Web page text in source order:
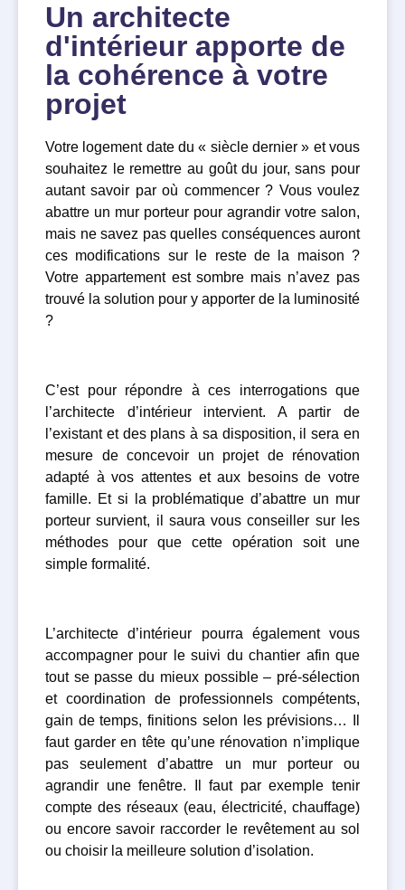
Un architecte
d'intérieur apporte de
la cohérence à votre
projet
Votre logement date du « siècle dernier » et vous
souhaitez le remettre au goût du jour, sans pour
autant savoir par où commencer ? Vous voulez
abattre un mur porteur pour agrandir votre salon,
mais ne savez pas quelles conséquences auront
ces modifications sur le reste de la maison ?
Votre appartement est sombre mais n’avez pas
trouvé la solution pour y apporter de la luminosité
?
C’est pour répondre à ces interrogations que
l’architecte d’intérieur intervient. A partir de
l’existant et des plans à sa disposition, il sera en
mesure de concevoir un projet de rénovation
adapté à vos attentes et aux besoins de votre
famille. Et si la problématique d’abattre un mur
porteur survient, il saura vous conseiller sur les
méthodes pour que cette opération soit une
simple formalité.
L’architecte d’intérieur pourra également vous
accompagner pour le suivi du chantier afin que
tout se passe du mieux possible – pré-sélection
et coordination de professionnels compétents,
gain de temps, finitions selon les prévisions… Il
faut garder en tête qu’une rénovation n’implique
pas seulement d’abattre un mur porteur ou
agrandir une fenêtre. Il faut par exemple tenir
compte des réseaux (eau, électricité, chauffage)
ou encore savoir raccorder le revêtement au sol
ou choisir la meilleure solution d’isolation.